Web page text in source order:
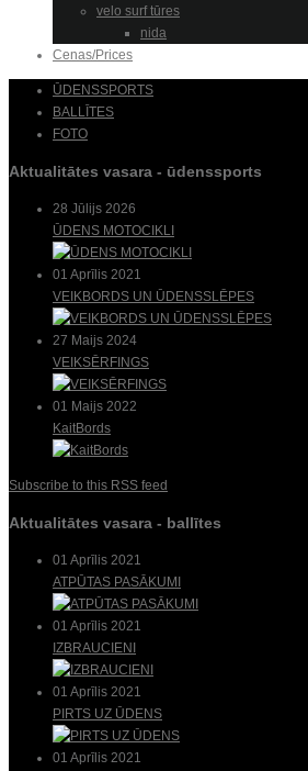
velo surf tūres
nida
Cenas/Prices
ŪDENSSPORTS
BALLĪTES
FOTO
Aktualitātes vasara - ūdenssports
28 Jūlijs 2026
ŪDENS MOTOCIKLI
01 Aprīlis 2021
VEIKBORDS UN ŪDENSSLĒPES
27 Maijs 2024
VEIKSĒRFINGS
01 Maijs 2022
KaitBords
Subscribe to this RSS feed
Aktualitātes vasara - ballītes
01 Aprīlis 2021
ATPŪTAS PASĀKUMI
01 Aprīlis 2021
IZBRAUCIENI
01 Aprīlis 2021
PIRTS UZ ŪDENS
01 Aprīlis 2021